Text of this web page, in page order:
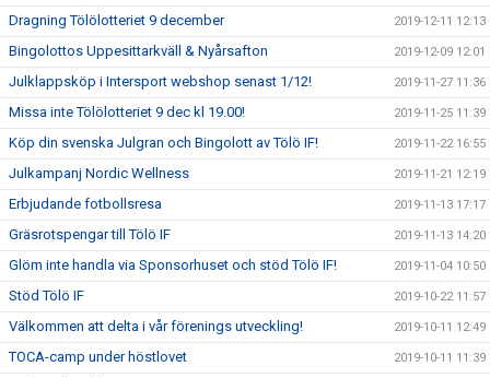
Dragning Tölölotteriet 9 december 2019-12-11 12:13
Bingolottos Uppesittarkväll & Nyårsafton 2019-12-09 12:01
Julklappsköp i Intersport webshop senast 1/12! 2019-11-27 11:36
Missa inte Tölölotteriet 9 dec kl 19.00! 2019-11-25 11:39
Köp din svenska Julgran och Bingolott av Tölö IF! 2019-11-22 16:55
Julkampanj Nordic Wellness 2019-11-21 12:19
Erbjudande fotbollsresa 2019-11-13 17:17
Gräsrotspengar till Tölö IF 2019-11-13 14:20
Glöm inte handla via Sponsorhuset och stöd Tölö IF! 2019-11-04 10:50
Stöd Tölö IF 2019-10-22 11:57
Välkommen att delta i vår förenings utveckling! 2019-10-11 12:49
TOCA-camp under höstlovet 2019-10-11 11:39